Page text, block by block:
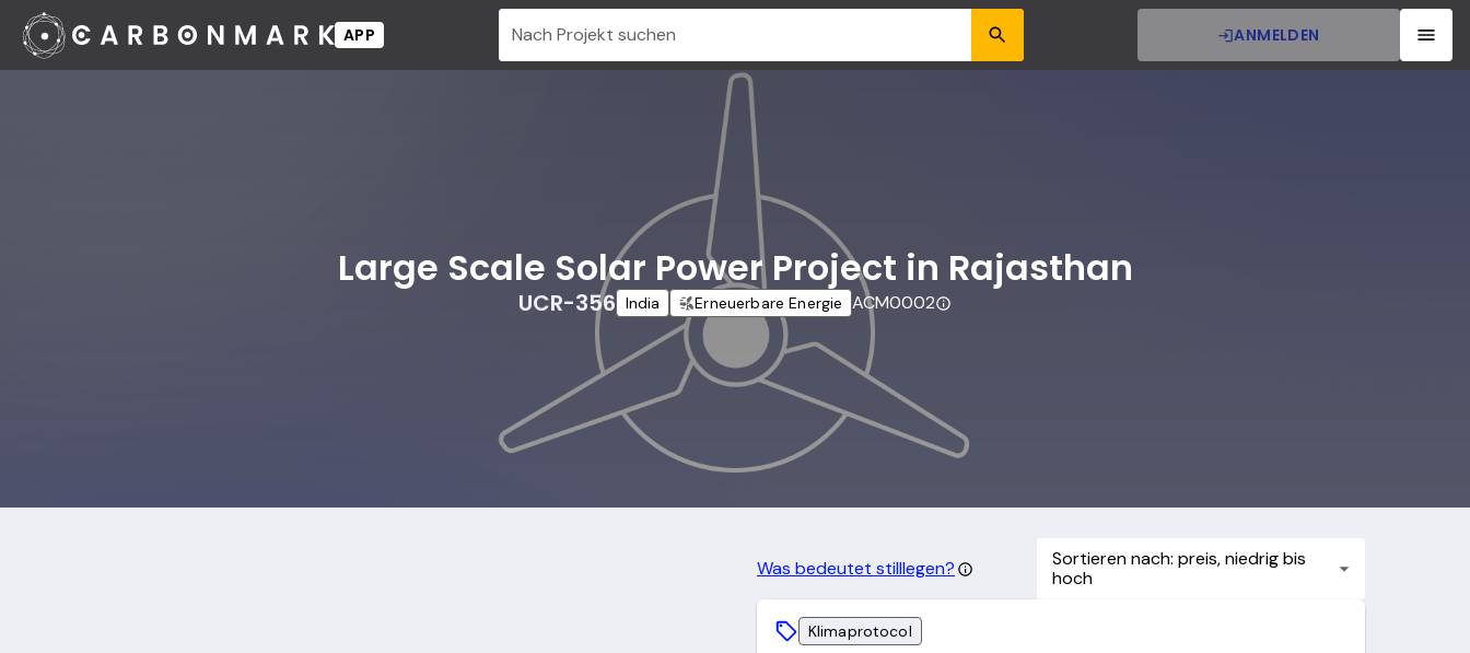
APP ANMELDEN
Large Scale Solar Power Project in Rajasthan
UCR-356 India Erneuerbare Energie ACM0002
Was bedeutet stilllegen?
Sortieren nach: preis, niedrig bis
hoch
Klimaprotocol